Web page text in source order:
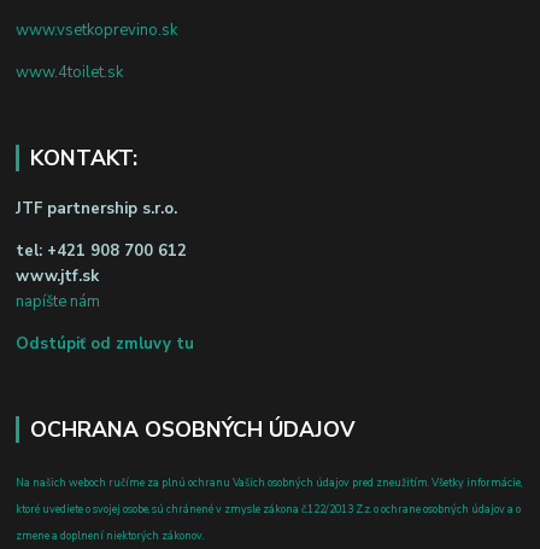
www.vsetkoprevino.sk
www.4toilet.sk
KONTAKT:
JTF partnership s.r.o.
tel: +421 908 700 612
www.jtf.sk
napíšte nám
Odstúpiť od zmluvy tu
OCHRANA OSOBNÝCH ÚDAJOV
Na našich weboch ručíme za plnú ochranu Vašich osobných údajov pred zneužitím. Všetky informácie,
ktoré uvediete o svojej osobe, sú chránené v zmysle zákona č.122/2013 Z.z. o ochrane osobných údajov a o
zmene a doplnení niektorých zákonov.